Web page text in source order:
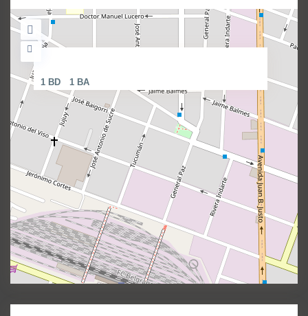
1 BD 1 BA